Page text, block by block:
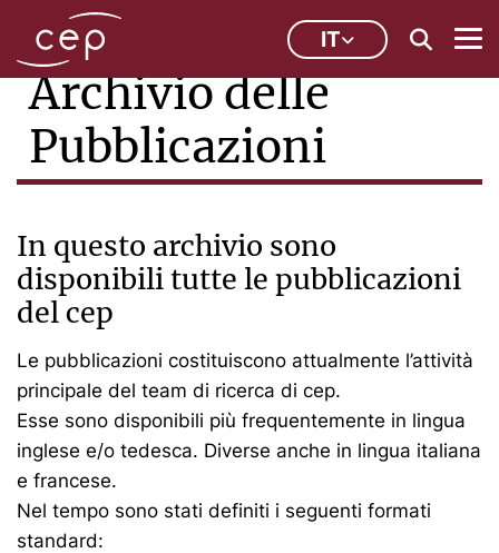
IT
Archivio delle
Pubblicazioni
In questo archivio sono
disponibili tutte le pubblicazioni
del cep
Le pubblicazioni costituiscono attualmente l’attività
principale del team di ricerca di cep.
Esse sono disponibili più frequentemente in lingua
inglese e/o tedesca. Diverse anche in lingua italiana
e francese.
Nel tempo sono stati definiti i seguenti formati
standard: